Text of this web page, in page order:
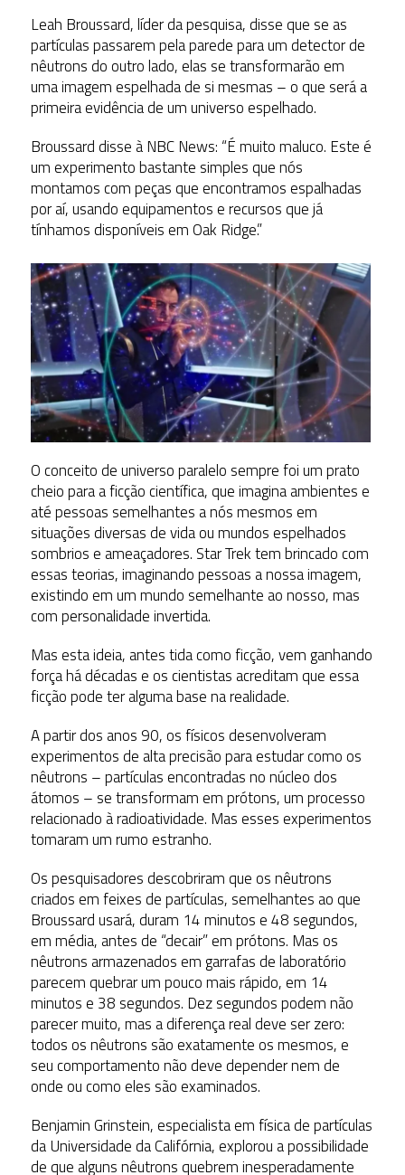
Leah Broussard, líder da pesquisa, disse que se as
partículas passarem pela parede para um detector de
nêutrons do outro lado, elas se transformarão em
uma imagem espelhada de si mesmas – o que será a
primeira evidência de um universo espelhado.
Broussard disse à NBC News: “É muito maluco. Este é
um experimento bastante simples que nós
montamos com peças que encontramos espalhadas
por aí, usando equipamentos e recursos que já
tínhamos disponíveis em Oak Ridge.”
O conceito de universo paralelo sempre foi um prato
cheio para a ficção científica, que imagina ambientes e
até pessoas semelhantes a nós mesmos em
situações diversas de vida ou mundos espelhados
sombrios e ameaçadores. Star Trek tem brincado com
essas teorias, imaginando pessoas a nossa imagem,
existindo em um mundo semelhante ao nosso, mas
com personalidade invertida.
Mas esta ideia, antes tida como ficção, vem ganhando
força há décadas e os cientistas acreditam que essa
ficção pode ter alguma base na realidade.
A partir dos anos 90, os físicos desenvolveram
experimentos de alta precisão para estudar como os
nêutrons – partículas encontradas no núcleo dos
átomos – se transformam em prótons, um processo
relacionado à radioatividade. Mas esses experimentos
tomaram um rumo estranho.
Os pesquisadores descobriram que os nêutrons
criados em feixes de partículas, semelhantes ao que
Broussard usará, duram 14 minutos e 48 segundos,
em média, antes de “decair” em prótons. Mas os
nêutrons armazenados em garrafas de laboratório
parecem quebrar um pouco mais rápido, em 14
minutos e 38 segundos. Dez segundos podem não
parecer muito, mas a diferença real deve ser zero:
todos os nêutrons são exatamente os mesmos, e
seu comportamento não deve depender nem de
onde ou como eles são examinados.
Benjamin Grinstein, especialista em física de partículas
da Universidade da Califórnia, explorou a possibilidade
de que alguns nêutrons quebrem inesperadamente